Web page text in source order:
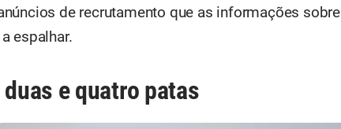
de recrutamento que as informações sobre
espalhar.
e quatro patas